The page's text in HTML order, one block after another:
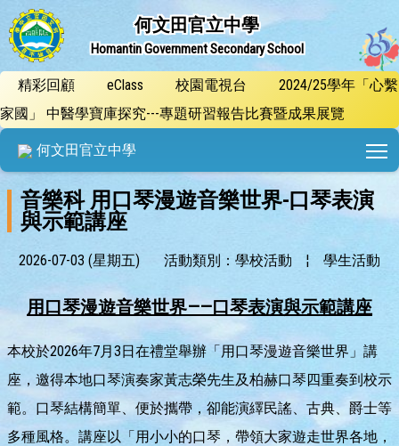
何文田官立中學
Homantin Government Secondary School
精彩回顧 eClass 校園電視台
2024/25學年「心繫
家國」 中醫學寶庫探究---專題研習報告比賽暨成果展覽
何文田官立中學
音樂科 用口琴漫遊音樂世界-口琴表演
與示範講座
2026-07-03 (星期五) 活動類別：學校活動 ¦ 學生活動
用口琴漫遊音樂世界——口琴表演與示範講座
本校於2026年7月3日在禮堂舉辦「用口琴漫遊音樂世界」講
座，邀得本地口琴演奏家黃志榮先生及柏赫口琴四重奏到校示
範。口琴結構簡單、便於攜帶，卻能演繹民謠、古典、爵士等
多種風格。講座以「用小小的口琴，帶領大家遊走世界各地，